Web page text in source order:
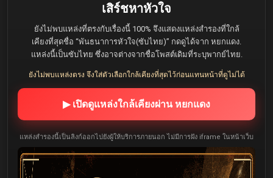
เสิร์ชหาหัวใจ
ยังไม่พบแหล่งที่ตรงกับเรื่องนี้ 100% จึงแสดงแหล่งสำรองที่ใกล้
เคียงที่สุดชื่อ “พันธนาการหัวใจ(ซับไทย)” กดดูได้จาก หยกแดง.
แหล่งนี้เป็นซับไทย ซึ่งอาจต่างจากชื่อโพสต์เดิมที่ระบุพากย์ไทย.
ยังไม่พบแหล่งตรง จึงใส่ตัวเลือกใกล้เคียงที่สุดไว้ก่อนแทนหน้าที่ดูไม่ได้
▶ เปิดดูแหล่งใกล้เคียงผ่าน หยกแดง
แหล่งสำรองนี้เป็นลิงก์ออกไปยังผู้ให้บริการภายนอก ไม่มีการฝัง iframe ในหน้าเว็บ